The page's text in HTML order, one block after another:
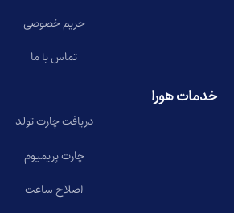
حریم خصوصی
تماس با ما
خدمات هورا
دریافت چارت تولد
چارت پریمیوم
اصلاح ساعت